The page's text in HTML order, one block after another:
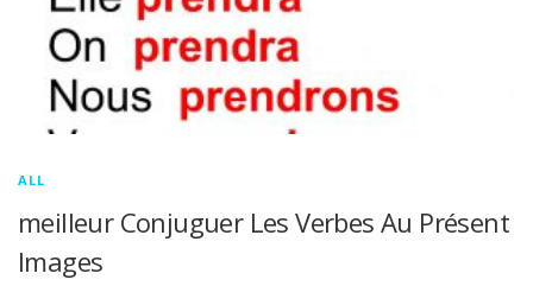
ALL
meilleur Conjuguer Les Verbes Au Présent
Images